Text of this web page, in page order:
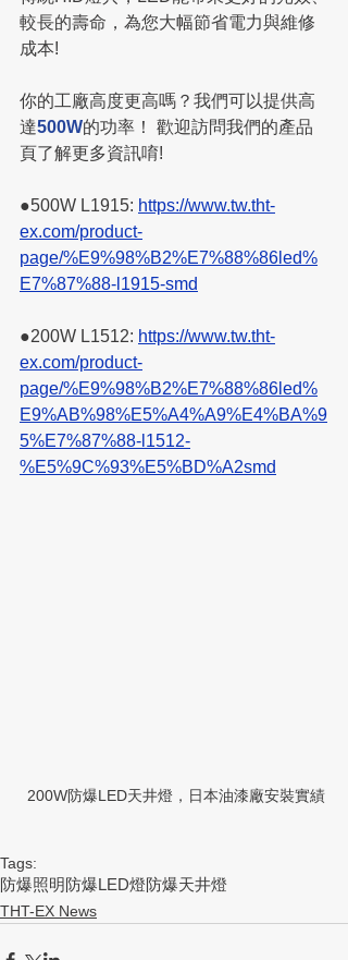
較長的壽命，為您大幅節省電力與維修
成本!
你的工廠高度更高嗎？我們可以提供高
達500W的功率！ 歡迎訪問我們的產品
頁了解更多資訊唷!
●500W L1915: https://www.tw.tht-
ex.com/product-
page/%E9%98%B2%E7%88%86led%
E7%87%88-l1915-smd
●200W L1512: https://www.tw.tht-
ex.com/product-
page/%E9%98%B2%E7%88%86led%
E9%AB%98%E5%A4%A9%E4%BA%9
5%E7%87%88-l1512-
%E5%9C%93%E5%BD%A2smd
200W防爆LED天井燈，日本油漆廠安裝實績
Tags:
防爆照明防爆LED燈防爆天井燈
THT-EX News